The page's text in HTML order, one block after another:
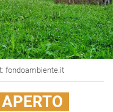
fondoambiente.it